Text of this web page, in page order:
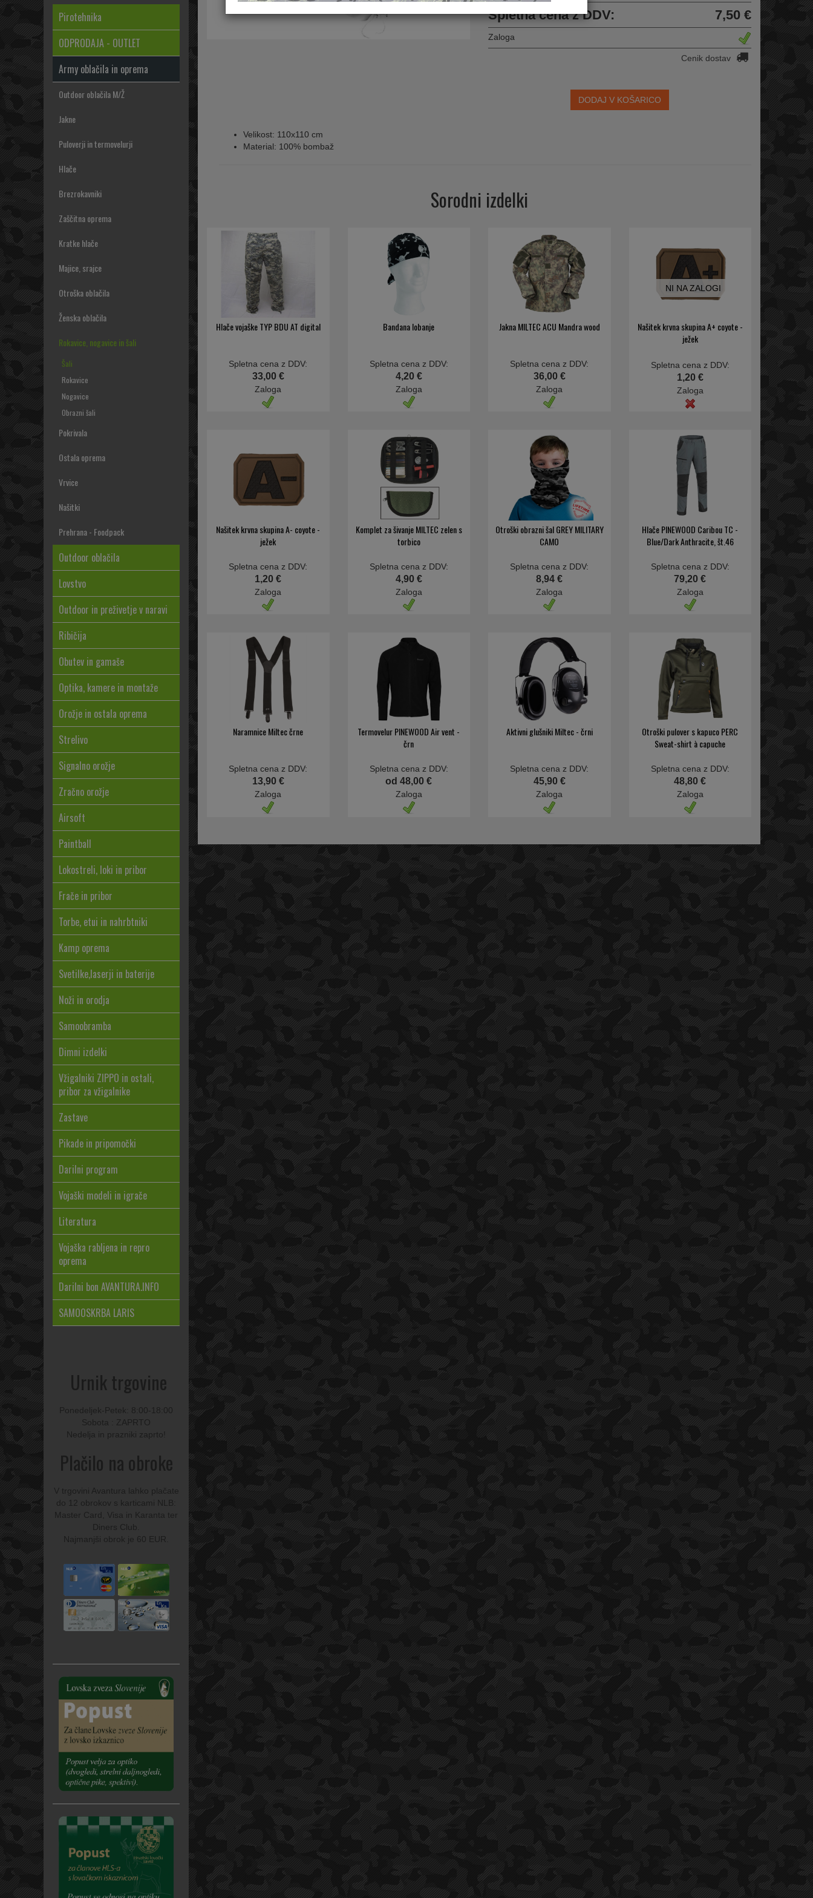
Pirotehnika
ODPRODAJA - OUTLET
Army oblačila in oprema
Outdoor oblačila M/Ž
Jakne
Puloverji in termovelurji
Hlače
Brezrokavniki
Zaščitna oprema
Kratke hlače
Majice, srajce
Otroška oblačila
Ženska oblačila
Rokavice, nogavice in šali
Šali
Rokavice
Nogavice
Obrazni šali
Pokrivala
Ostala oprema
Vrvice
Našitki
Prehrana - Foodpack
Outdoor oblačila
Lovstvo
Outdoor in preživetje v naravi
Ribičija
Obutev in gamaše
Optika, kamere in montaže
Orožje in ostala oprema
Strelivo
Signalno orožje
Zračno orožje
Airsoft
Paintball
Lokostreli, loki in pribor
Frače in pribor
Torbe, etui in nahrbtniki
Kamp oprema
Svetilke,laserji in baterije
Noži in orodja
Samoobramba
Dimni izdelki
Vžigalniki ZIPPO in ostali,
pribor za vžigalnike
Zastave
Pikade in pripomočki
Darilni program
Vojaški modeli in igrače
Literatura
Vojaška rabljena in repro
oprema
Darilni bon AVANTURA.INFO
SAMOOSKRBA LARIS
Urnik trgovine
Ponedeljek-Petek: 8:00-18:00
Sobota : ZAPRTO
Nedelja in prazniki zaprto!
Plačilo na obroke
V trgovini Avantura lahko plačate
do 12 obrokov s karticami NLB:
Master Card, Visa in Karanta ter
Diners Club.
Najmanjši obrok je 60 EUR.
Spletna cena z DDV: 7,50 €
Zaloga
Cenik dostav
DODAJ V KOŠARICO
Velikost: 110x110 cm
Material: 100% bombaž
Sorodni izdelki
Hlače vojaške TYP BDU AT digital
Spletna cena z DDV:
33,00 €
Zaloga
Bandana lobanje
Spletna cena z DDV:
4,20 €
Zaloga
Jakna MILTEC ACU Mandra wood
Spletna cena z DDV:
36,00 €
Zaloga
NI NA ZALOGI
Našitek krvna skupina A+ coyote -
ježek
Spletna cena z DDV:
1,20 €
Zaloga
Našitek krvna skupina A- coyote -
ježek
Spletna cena z DDV:
1,20 €
Zaloga
Komplet za šivanje MILTEC zelen s
torbico
Spletna cena z DDV:
4,90 €
Zaloga
Otroški obrazni šal GREY MILITARY
CAMO
Spletna cena z DDV:
8,94 €
Zaloga
Hlače PINEWOOD Caribou TC -
Blue/Dark Anthracite, št.46
Spletna cena z DDV:
79,20 €
Zaloga
Naramnice Miltec črne
Spletna cena z DDV:
13,90 €
Zaloga
Termovelur PINEWOOD Air vent -
črn
Spletna cena z DDV:
od 48,00 €
Zaloga
Aktivni glušniki Miltec - črni
Spletna cena z DDV:
45,90 €
Zaloga
Otroški pulover s kapuco PERC
Sweat-shirt à capuche
Spletna cena z DDV:
48,80 €
Zaloga